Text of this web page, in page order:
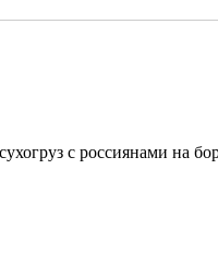
с россиянами на